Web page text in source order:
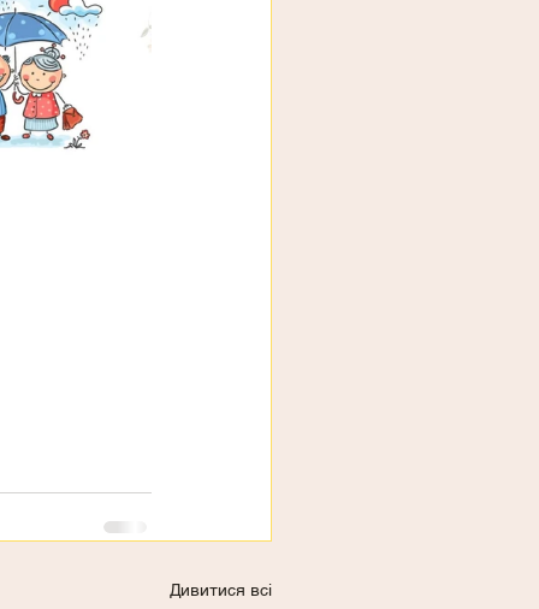
Дивитися всі